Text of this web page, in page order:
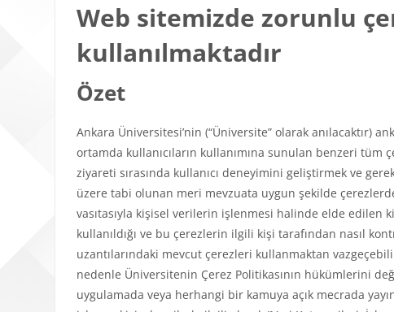
Web sitemizde zorunlu
kullanılmaktadır
Özet
Ankara Üniversitesi’nin (“Üniversite” olarak anılacaktır)
ortamda kullanıcıların kullanımına sunulan benzeri tüm
ziyareti sırasında kullanıcı deneyimini geliştirmek ve
üzere tabi olunan meri mevzuata uygun şekilde
vasıtasıyla kişisel verilerin işlenmesi halinde elde
kullanıldığı ve bu çerezlerin ilgili kişi tarafından nasıl
uzantılarındaki mevcut çerezleri kullanmaktan
nedenle Üniversitenin Çerez Politikasının hükümlerini
uygulamada veya herhangi bir kamuya açık mecrada